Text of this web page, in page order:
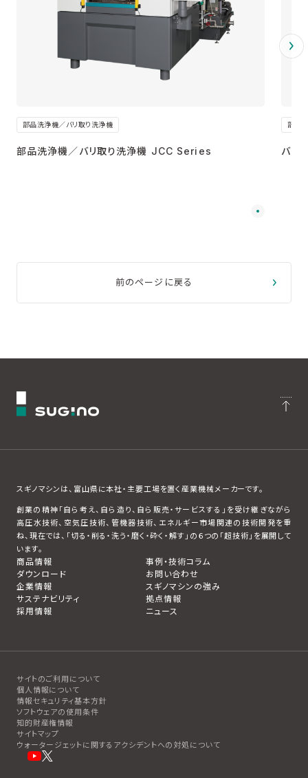
部品洗浄機／バリ取り洗浄機
部品洗浄機／バリ取り洗浄機 JCC Series
部品
バリ
前のページに戻る
スギノマシンは、富山県に本社・主要工場を置く産業機械メーカーです。
創業の精神「自ら考え、自ら造り、自ら販売・サービスする」を受け継ぎながら
高圧水技術、空気圧技術、管機器技術、エネルギー市場関連の技術開発を重
ね、現在では、「切る・削る・洗う・磨く・砕く・解す」の６つの「超技術」を展開して
います。
商品情報
事例・技術コラム
ダウンロード
お問い合わせ
企業情報
スギノマシンの強み
サステナビリティ
拠点情報
採用情報
ニュース
サイトのご利用について
個人情報について
情報セキュリティ基本方針
ソフトウェアの使用条件
知的財産権情報
サイトマップ
ウォータージェットに関するアクシデントへの対処について